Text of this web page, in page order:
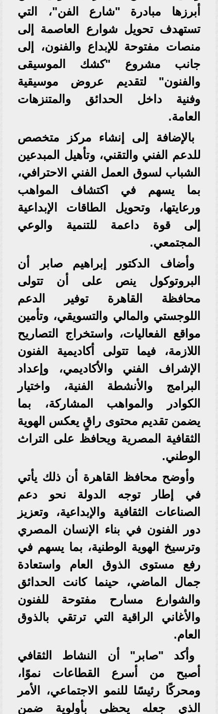
أبرزها مبادرة "شارع الفن"، التي
تستهدف تحويل شوارع العاصمة إلى
منصات مفتوحة للإبداع والفنون، إلى
جانب مشروع "كشك الموسيقى
والفنون" لتقديم عروض موسيقية
وفنية داخل الحدائق والمتنزهات
العامة.
بالإضافة إلى إنشاء مركز متخصص
للدعم الفني والتقني، وتأهيل المبدعين
الشباب لسوق العمل الفني الاحترافي،
بما يسهم في اكتشاف المواهب
ورعايتها، وتحويل الطاقات الإبداعية
إلى قوة داعمة للتنمية والوعي
المجتمعي.
وأضاف الدكتور إبراهيم صابر أن
البروتوكول ينص على أن تتولى
محافظة القاهرة توفير الدعم
اللوجستي والمالي والتسويقي، وتأمين
مواقع الفعاليات، واستخراج التصاريح
اللازمة، فيما تتولى أكاديمية الفنون
الإشراف الفني والأكاديمي، وإعداد
البرامج والأنشطة الفنية، واختيار
الكوادر والمواهب المشاركة، بما
يضمن تقديم محتوى راقٍ يعكس الهوية
الثقافية المصرية ويحافظ على التراث
الوطني.
وأوضح محافظ القاهرة أن ذلك يأتي
في إطار توجه الدولة نحو دعم
الصناعات الثقافية والإبداعية، وتعزيز
دور الفنون في بناء الإنسان المصري
وترسيخ الهوية الوطنية، بما يسهم في
رفع مستوى الذوق العام واستعادة
جمال الماضي، حينما كانت الحدائق
والشوارع مسارح مفتوحة للفنون
والأغاني الراقية التي ترتقي بالذوق
العام.
وأكد "صابر" أن النشاط الثقافي
أصبح من أسرع القطاعات نموًا،
ومحركًا رئيسًا للنمو الاجتماعي، الأمر
الذي جعله يحظى بأولوية ضمن